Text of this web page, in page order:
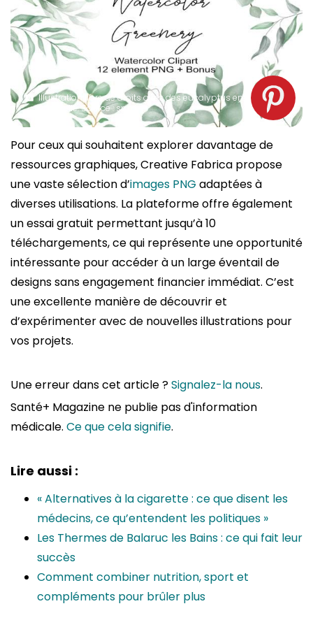
Illustration libre de droits avec des eucalyptus en
aquarelle. Source : spm
Pour ceux qui souhaitent explorer davantage de
ressources graphiques, Creative Fabrica propose
une vaste sélection d’images PNG adaptées à
diverses utilisations. La plateforme offre également
un essai gratuit permettant jusqu’à 10
téléchargements, ce qui représente une opportunité
intéressante pour accéder à un large éventail de
designs sans engagement financier immédiat. C’est
une excellente manière de découvrir et
d’expérimenter avec de nouvelles illustrations pour
vos projets.
Une erreur dans cet article ?Signalez-la nous.
Santé+ Magazine ne publie pas d'information
médicale. Ce que cela signifie.
Lire aussi :
« Alternatives à la cigarette : ce que disent les
médecins, ce qu’entendent les politiques »
Les Thermes de Balaruc les Bains : ce qui fait leur
succès
Comment combiner nutrition, sport et
compléments pour brûler plus